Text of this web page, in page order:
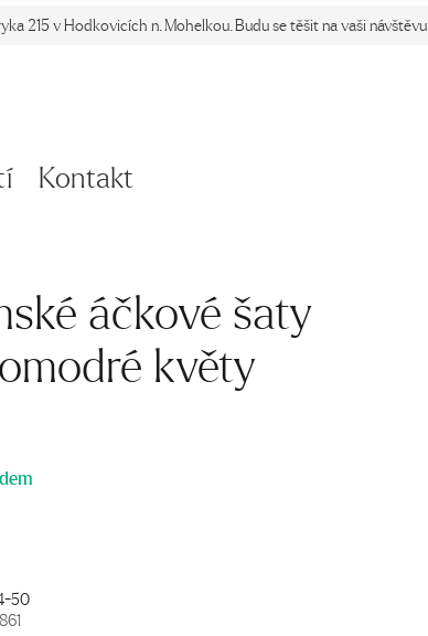
215 v Hodkovicích n. Mohelkou. Budu se těšit na vaši návštěvu.
Kontakt
áčkové šaty
květy
50